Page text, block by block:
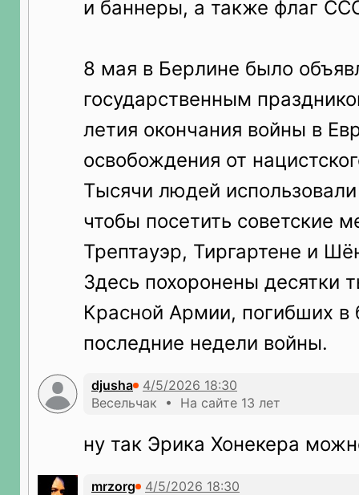
и баннеры, а также флаг
8 мая в Берлине было
государственным
летия окончания войны в
освобождения от
Тысячи людей
чтобы посетить советские
Трептауэр, Тиргартене и
Здесь похоронены десятки
Красной Армии, погибших в
последние недели войны.
djusha
Весельчак • На сайте 13 лет
ну так Эрика Хонекера
mrzorg